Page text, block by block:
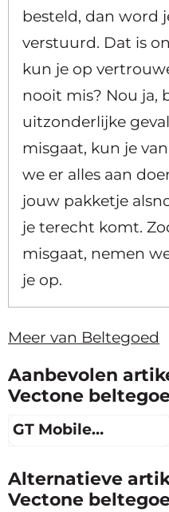
besteld, dan word
verstuurd. Dat is
kun je op
nooit mis? Nou ja,
uitzonderlijke
misgaat, kun je
we er alles aan
jouw pakketje
je terecht komt.
misgaat, nemen
je op.
Meer van Beltegoed
Aanbevolen
Vectone
GT Mobile
Alternatieve
Vectone